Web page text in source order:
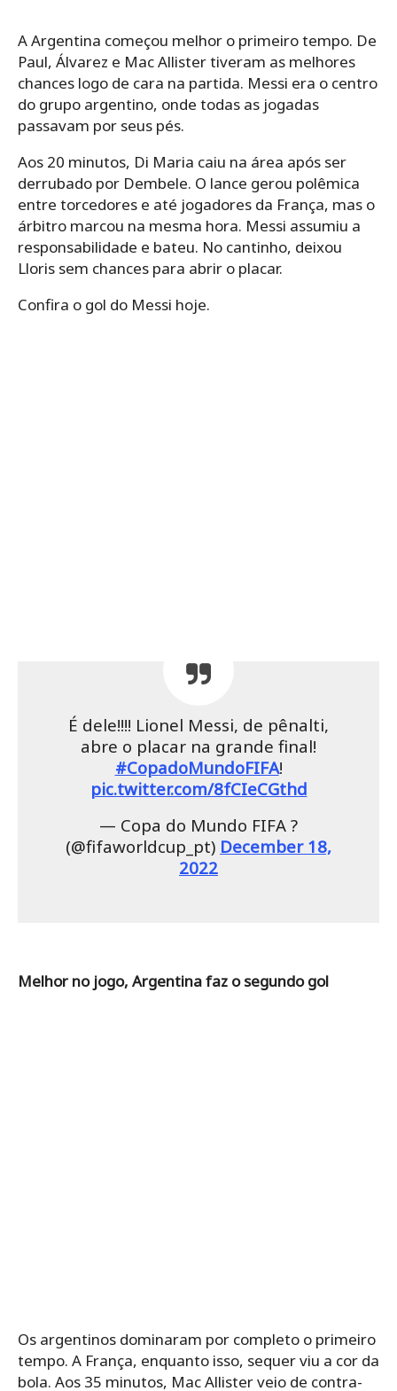
A Argentina começou melhor o primeiro tempo. De
Paul, Álvarez e Mac Allister tiveram as melhores
chances logo de cara na partida. Messi era o centro
do grupo argentino, onde todas as jogadas
passavam por seus pés.
Aos 20 minutos, Di Maria caiu na área após ser
derrubado por Dembele. O lance gerou polêmica
entre torcedores e até jogadores da França, mas o
árbitro marcou na mesma hora. Messi assumiu a
responsabilidade e bateu. No cantinho, deixou
Lloris sem chances para abrir o placar.
Confira o gol do Messi hoje.
É dele!!!! Lionel Messi, de pênalti,
abre o placar na grande final!
#CopadoMundoFIFA!
pic.twitter.com/8fCIeCGthd
— Copa do Mundo FIFA ?
(@fifaworldcup_pt) December 18,
2022
Melhor no jogo, Argentina faz o segundo gol
Os argentinos dominaram por completo o primeiro
tempo. A França, enquanto isso, sequer viu a cor da
bola. Aos 35 minutos, Mac Allister veio de contra-